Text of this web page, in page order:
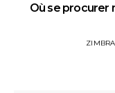
Où se procurer